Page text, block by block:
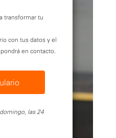
transformar tu
con tus datos y el
en contacto.
las 24